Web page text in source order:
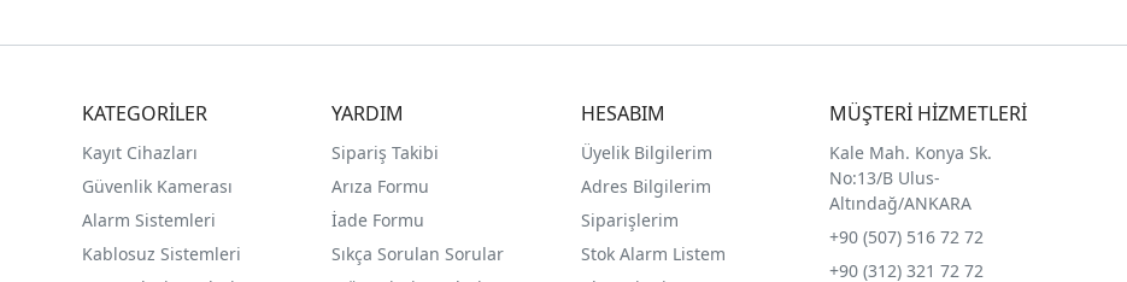
KATEGORİLER
Kayıt Cihazları
Güvenlik Kamerası
Alarm Sistemleri
Kablosuz Sistemleri
YARDIM
Sipariş Takibi
Arıza Formu
İade Formu
Sıkça Sorulan Sorular
HESABIM
Üyelik Bilgilerim
Adres Bilgilerim
Siparişlerim
Stok Alarm Listem
MÜŞTERİ HİZMETLERİ
Kale Mah. Konya Sk.
No:13/B Ulus-
Altındağ/ANKARA
+90 (507) 516 72 72
+90 (312) 321 72 72